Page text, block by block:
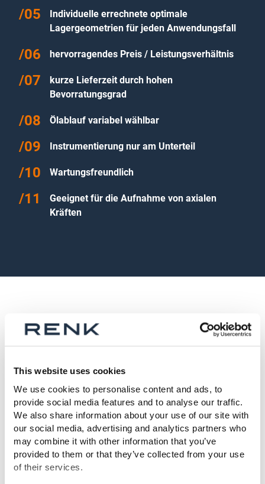
This website uses cookies
We use cookies to personalise content and ads, to
provide social media features and to analyse our traffic.
We also share information about your use of our site with
our social media, advertising and analytics partners who
may combine it with other information that you’ve
provided to them or that they’ve collected from your use
of their services.
Individuelle errechnete optimale
Lagergeometrien für jeden Anwendungsfall
hervorragendes Preis / Leistungsverhältnis
kurze Lieferzeit durch hohen
Bevorratungsgrad
Ölablauf variabel wählbar
Instrumentierung nur am Unterteil
Wartungsfreundlich
Geeignet für die Aufnahme von axialen
Kräften
Technische Daten
Leistung: bis zu 20 MW
Hohe
Drehzahlen:
< 15 000 rpm